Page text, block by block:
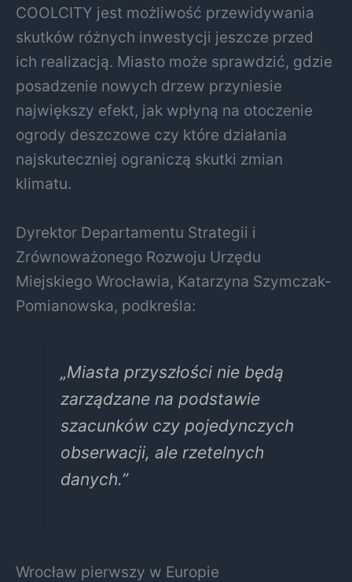
COOLCITY jest możliwość przewidywania
skutków różnych inwestycji jeszcze przed
ich realizacją. Miasto może sprawdzić, gdzie
posadzenie nowych drzew przyniesie
największy efekt, jak wpłyną na otoczenie
ogrody deszczowe czy które działania
najskuteczniej ograniczą skutki zmian
klimatu.
Dyrektor Departamentu Strategii i
Zrównoważonego Rozwoju Urzędu
Miejskiego Wrocławia, Katarzyna Szymczak-
Pomianowska, podkreśla:
„Miasta przyszłości nie będą
zarządzane na podstawie
szacunków czy pojedynczych
obserwacji, ale rzetelnych
danych.”
Wrocław pierwszy w Europie